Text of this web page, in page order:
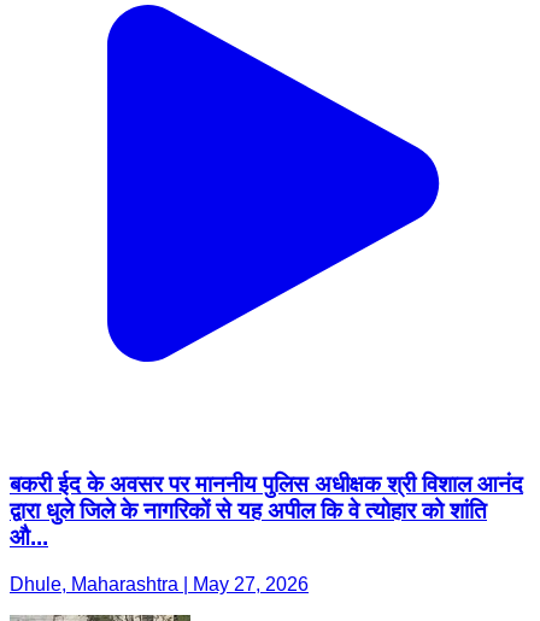
बकरी ईद के अवसर पर माननीय पुलिस अधीक्षक श्री विशाल आनंद
द्वारा धुले जिले के नागरिकों से यह अपील कि वे त्योहार को शांति
औ...
Dhule, Maharashtra | May 27, 2026